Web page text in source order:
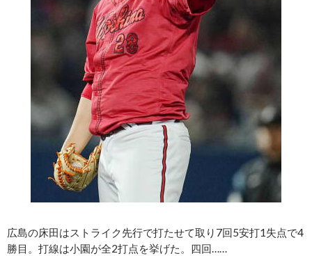
広島の床田はストライク先行で打たせて取り7回5安打1失点で4
勝目。打線は小園が全2打点を挙げた。四回……